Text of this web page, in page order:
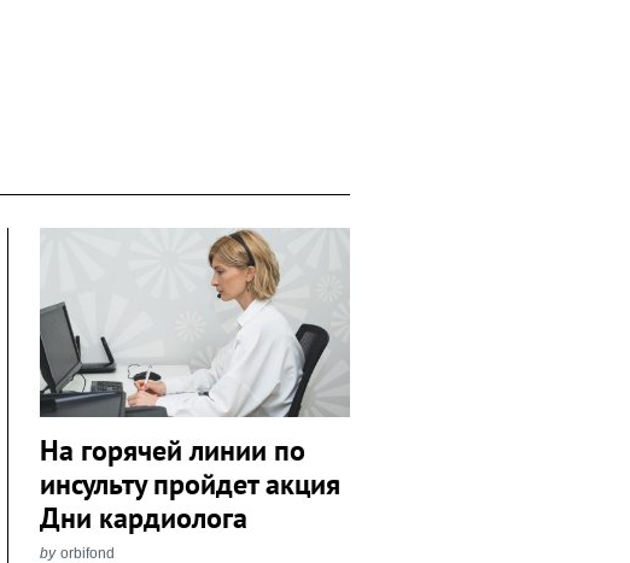
На горячей линии по
инсульту пройдет акция
Дни кардиолога
by orbifond